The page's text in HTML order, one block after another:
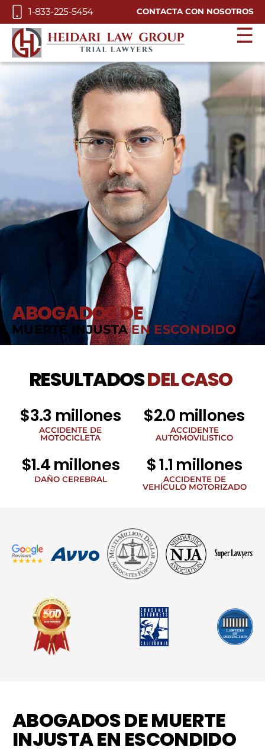
Skip to Main Content
1-833-225-5454 CONTACTA CON NOSOTROS
☰
ABOGADOS DE
MUERTE INJUSTAEN ESCONDIDO
RESULTADOSDEL CASO
$3.3 millones
ACCIDENTE DE
MOTOCICLETA
$2.0 millones
ACCIDENTE
AUTOMOVILISTICO
$1.4 millones
DAÑO CEREBRAL
$ 1.1 millones
ACCIDENTE DE
VEHÍCULO MOTORIZADO
ABOGADOS DE MUERTE
INJUSTA EN ESCONDIDO